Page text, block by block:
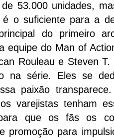
53.000 unidades,
é o suficiente para a
do primeiro
equipe do Man of
Rouleau e Steven
na série. Eles se
paixão
varejistas tenham
que os fãs os
promoção para